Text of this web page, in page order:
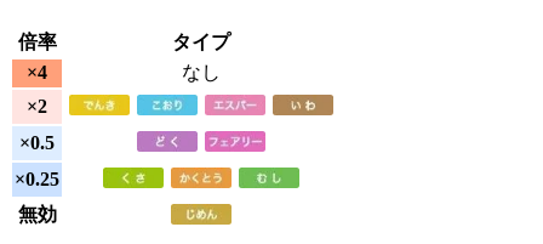
倍率
タイプ
×4
なし
×2
×0.5
×0.25
無効